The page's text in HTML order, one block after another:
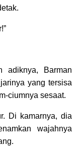
adiknya, Barman
yang tersisa
ciumnya sesaat.
Di kamarnya, dia
wajahnya